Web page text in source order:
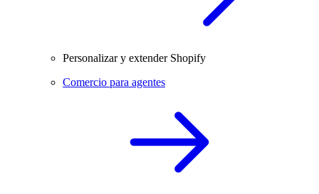
Personalizar y extender Shopify
Comercio para agentes